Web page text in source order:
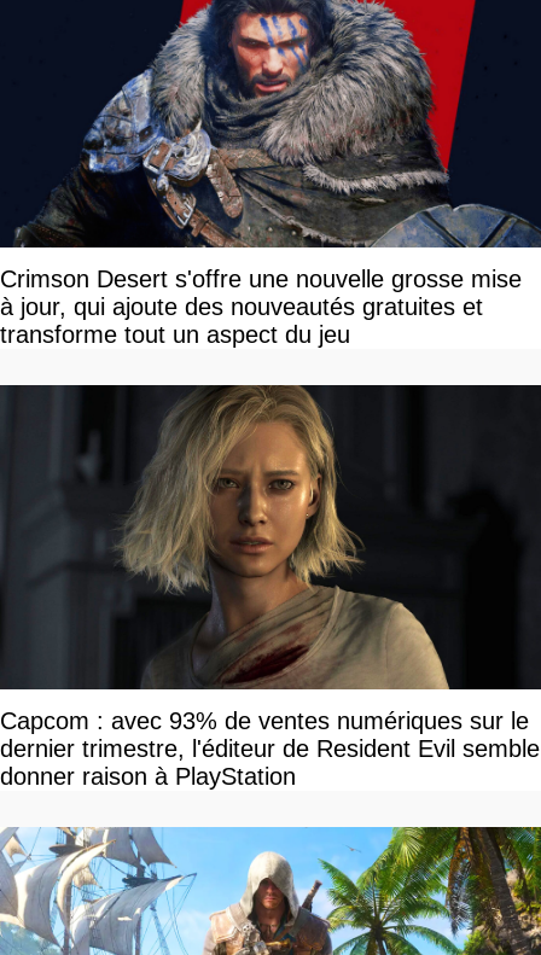
Crimson Desert s'offre une nouvelle grosse mise
à jour, qui ajoute des nouveautés gratuites et
transforme tout un aspect du jeu
Capcom : avec 93% de ventes numériques sur le
dernier trimestre, l'éditeur de Resident Evil semble
donner raison à PlayStation